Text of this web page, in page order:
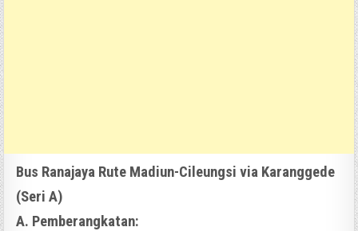
Bus Ranajaya Rute Madiun-Cileungsi via Karanggede
(Seri A)
A. Pemberangkatan: